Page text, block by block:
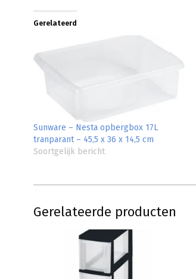
Gerelateerd
Sunware – Nesta opbergbox 17L
tranparant – 45,5 x 36 x 14,5 cm
Soortgelijk bericht
Gerelateerde producten